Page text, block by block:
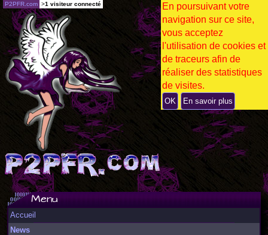
Menu
Accueil
News
P2PFR.com >1 visiteur connecté
En poursuivant votre
navigation sur ce site,
vous acceptez
l'utilisation de cookies et
de traceurs afin de
réaliser des statistiques
de visites.
OK En savoir plus